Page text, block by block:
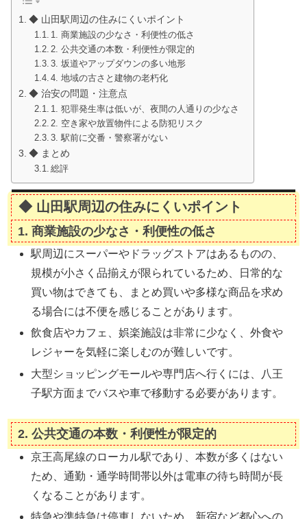
◆ 山田駅周辺の住みにくいポイント
1. 商業施設の少なさ・利便性の低さ
2. 公共交通の本数・利便性が限定的
3. 坂道やアップダウンの多い地形
4. 地域の古さと建物の老朽化
◆ 治安の問題・注意点
1. 犯罪発生率は低いが、夜間の人通りの少なさ
2. 空き家や放置物件による防犯リスク
3. 駅前に交番・警察署がない
◆ まとめ
総評
◆ 山田駅周辺の住みにくいポイント
1. 商業施設の少なさ・利便性の低さ
駅周辺にスーパーやドラッグストアはあるものの、
規模が小さく品揃えが限られているため、日常的な
買い物はできても、まとめ買いや多様な商品を求め
る場合には不便を感じることがあります。
飲食店やカフェ、娯楽施設は非常に少なく、外食や
レジャーを気軽に楽しむのが難しいです。
大型ショッピングモールや専門店へ行くには、八王
子駅方面までバスや車で移動する必要があります。
2. 公共交通の本数・利便性が限定的
京王高尾線のローカル駅であり、本数が多くはない
ため、通勤・通学時間帯以外は電車の待ち時間が長
くなることがあります。
特急や準特急は停車しないため、新宿など都心への